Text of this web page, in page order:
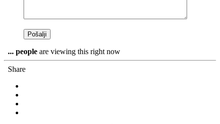
... people are viewing this right now
Share